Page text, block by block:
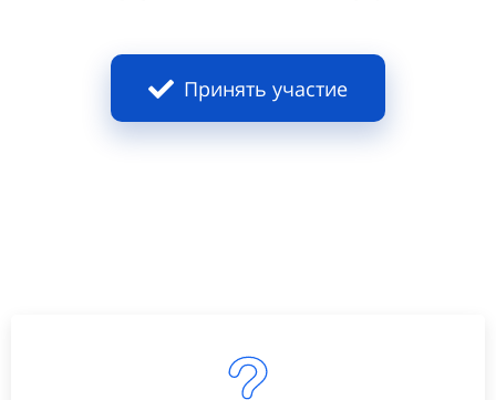
Принять участие